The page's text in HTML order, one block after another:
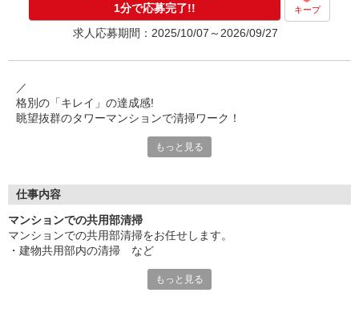
1分で応募完了!! キープ
求人応募期間：2025/10/07～2026/09/27
／
格別の「キレイ」の達成感!
眺望抜群のタワーマンションで清掃ワーク！
◆『OS共栄ビル管理株式会社』の魅力♪
◎時給1,180円で家計のいい足しになる
＼高層マンションの共用部のお掃除／
もちろん複数のスタッフがいますので、
限られた場所の担当になりますから
大丈夫です。年齢不問ですので、
もっと見る
仕事内容
マンションでの共用部清掃
マンションでの共用部清掃をお任せします。
・建物共用部内の清掃 など
もっと見る